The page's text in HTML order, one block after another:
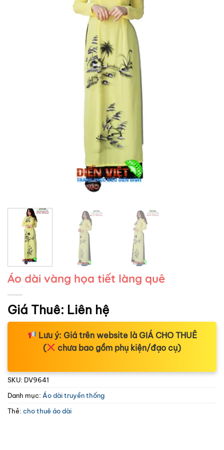
Áo dài vàng họa tiết làng quê
Giá Thuê: Liên hệ
Lưu ý: Giá trên website là GIÁ CHO THUÊ
(
chưa bao gồm phụ kiện/đạo cụ)
SKU: DV9641
Danh mục: Áo dài truyền thống
Thẻ: cho thuê áo dài